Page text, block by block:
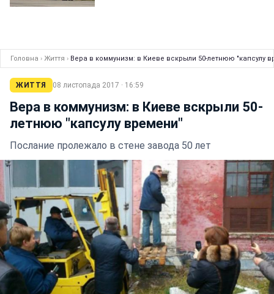
Головна › Життя › Вера в коммунизм: в Киеве вскрыли 50-летнюю "капсулу
ЖИТТЯ 08 листопада 2017 · 16:59
Вера в коммунизм: в Киеве вскрыли 50-
летнюю "капсулу времени"
Послание пролежало в стене завода 50 лет